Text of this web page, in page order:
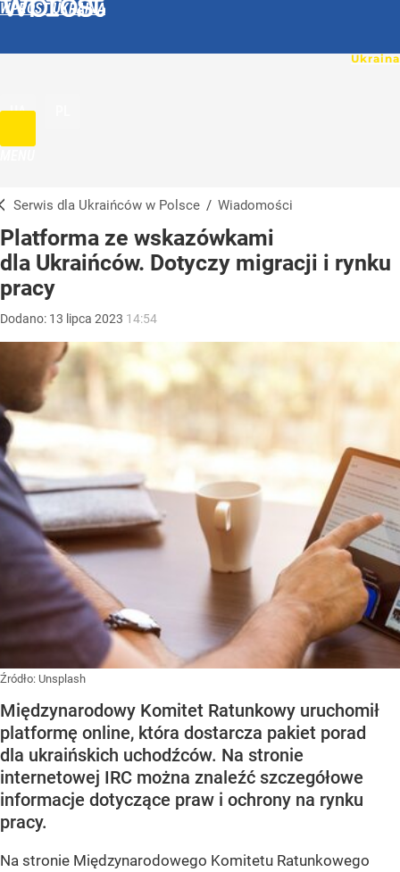
WPROST UKRAINA
UA
Serwis dla Ukraińców w Polsce / Wiadomości
Platforma ze wskazówkami
dla Ukraińców. Dotyczy migracji i rynku
pracy
Dodano: 13 lipca 2023 14:54
Źródło: Unsplash
Międzynarodowy Komitet Ratunkowy uruchomił
platformę online, która dostarcza pakiet porad
dla ukraińskich uchodźców. Na stronie
internetowej IRC można znaleźć szczegółowe
informacje dotyczące praw i ochrony na rynku
pracy.
Na stronie Międzynarodowego Komitetu Ratunkowego